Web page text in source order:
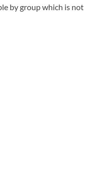
by group which is not